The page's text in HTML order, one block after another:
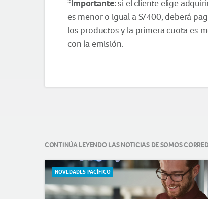
*Importante:si el cliente elige
es menor o igual a S/400, deberá
los productos y la primera cuota es
con la emisión.
CONTINÚA LEYENDO LAS NOTICIAS DE SOMOS
NOVEDADES PACÍFICO